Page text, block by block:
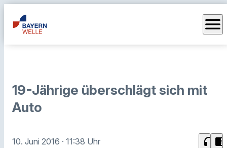
menu
19-Jährige überschlägt sich mit
Auto
10. Juni 2016 · 11:38 Uhr headphones chrome_reader_mode